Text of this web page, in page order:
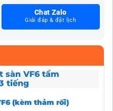
Chat Zalo
Giải đáp & đặt lịch
sàn VF6 tầm
tiếng
(kèm thảm rối)